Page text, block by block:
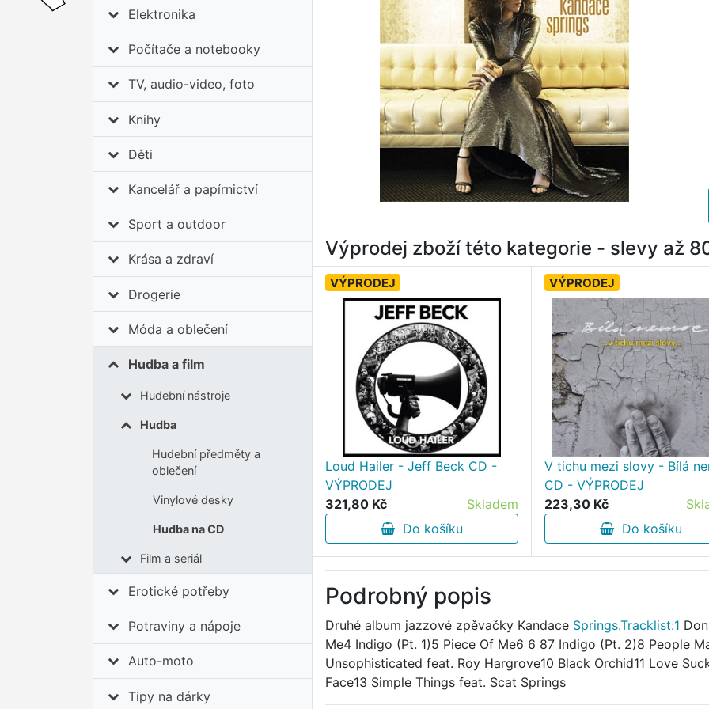
Elektronika
Počítače a notebooky
TV, audio-video, foto
Knihy
Děti
Kancelář a papírnictví
Sport a outdoor
Krása a zdraví
Drogerie
Móda a oblečení
Hudba a film
Hudební nástroje
Hudba
Hudební předměty a
oblečení
Vinylové desky
Hudba na CD
Film a seriál
Erotické potřeby
Potraviny a nápoje
Auto-moto
Tipy na dárky
Výprodej zboží této kategorie - slevy až
VÝPRODEJ
Loud Hailer - Jeff Beck CD -
VÝPRODEJ
321,80 Kč
Skladem
Do košíku
VÝPRODEJ
V tichu mezi slovy - Bílá
CD - VÝPRODEJ
223,30 Kč
Do košíku
Podrobný popis
Druhé album jazzové zpěvačky Kandace Springs.Tracklist:1
Me4 Indigo (Pt. 1)5 Piece Of Me6 6 87 Indigo (Pt. 2)8 People
Unsophisticated feat. Roy Hargrove10 Black Orchid11 Love
Face13 Simple Things feat. Scat Springs